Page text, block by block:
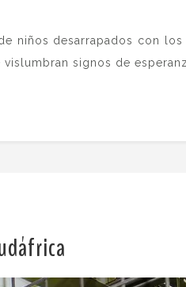
niños desarrapados con los
signos de